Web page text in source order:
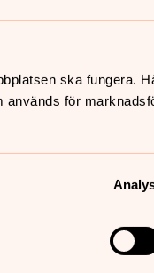
ska fungera.
för
formulär
och filmer